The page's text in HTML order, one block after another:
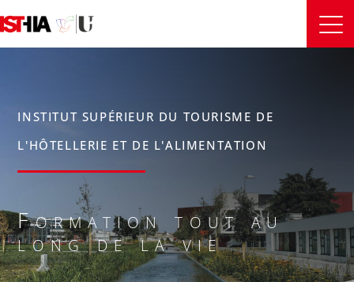
INSTITUT SUPÉRIEUR DU TOURISME DE
L'HÔTELLERIE ET DE L'ALIMENTATION
Formation tout au
long de la vie